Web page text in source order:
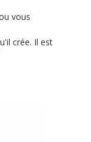
vous
crée. Il est